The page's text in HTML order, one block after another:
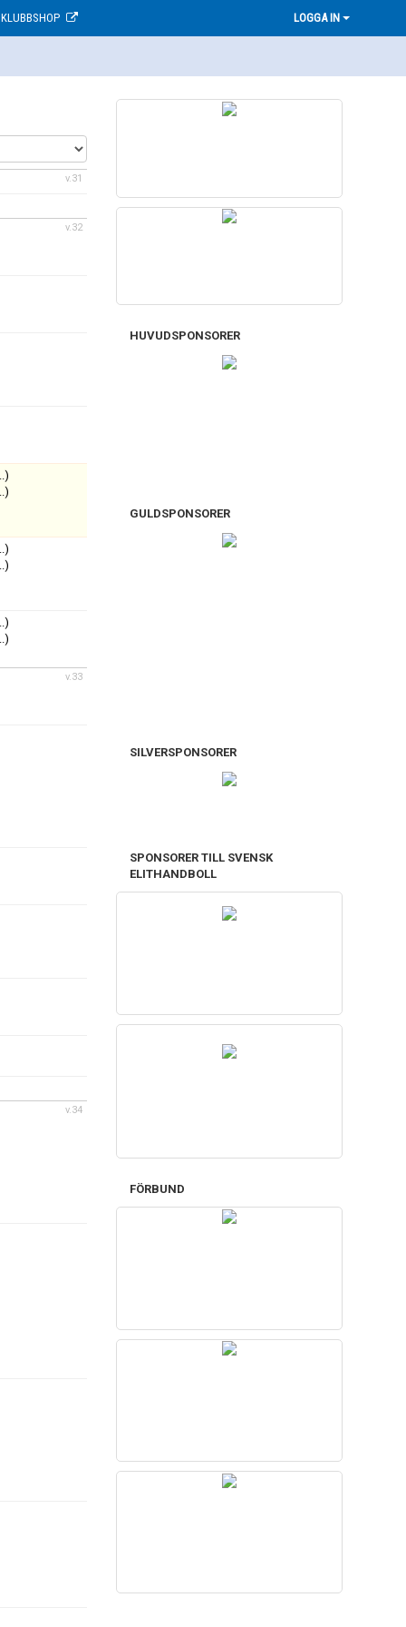
KLUBBSHOP LOGGA IN
v.31
v.32
v.33
v.34
HUVUDSPONSORER
GULDSPONSORER
SILVERSPONSORER
SPONSORER TILL SVENSK
ELITHANDBOLL
FÖRBUND